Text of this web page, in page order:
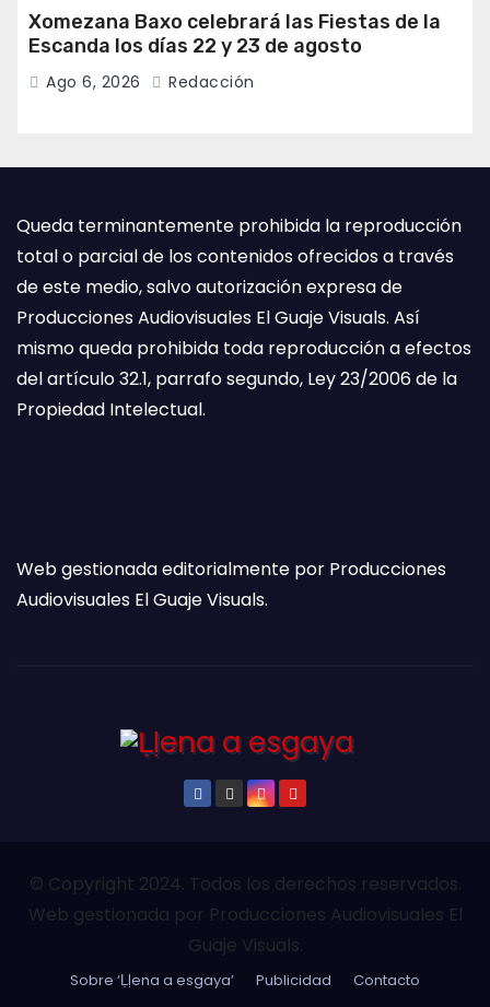
Xomezana Baxo celebrará las Fiestas de la
Escanda los días 22 y 23 de agosto
Ago 6, 2026 Redacción
Queda terminantemente prohibida la reproducción
total o parcial de los contenidos ofrecidos a través
de este medio, salvo autorización expresa de
Producciones Audiovisuales El Guaje Visuals. Así
mismo queda prohibida toda reproducción a efectos
del artículo 32.1, parrafo segundo, Ley 23/2006 de la
Propiedad Intelectual.
Web gestionada editorialmente por Producciones
Audiovisuales El Guaje Visuals.
© Copyright 2024. Todos los derechos reservados.
Web gestionada por Producciones Audiovisuales El
Guaje Visuals.
Sobre ‘Ḷḷena a esgaya’ Publicidad Contacto